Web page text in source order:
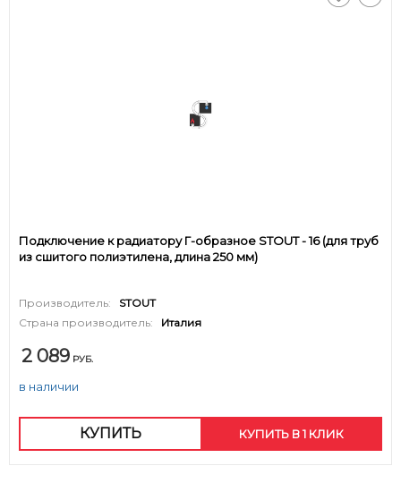
Подключение к радиатору Г-образное STOUT - 16 (для труб
из сшитого полиэтилена, длина 250 мм)
Производитель:
STOUT
Страна производитель:
Италия
2 089 РУБ.
в наличии
КУПИТЬ КУПИТЬ В 1 КЛИК